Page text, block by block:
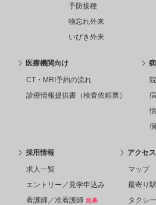
予防接種
物忘れ外来
いびき外来
医療機関向け
CT・MRI予約の流れ
診療情報提供書（検査依頼票）
採用情報
求人一覧
エントリー／見学申込み
看護師／准看護師 急募
アクセス
マップ
最寄り駅
タクシー